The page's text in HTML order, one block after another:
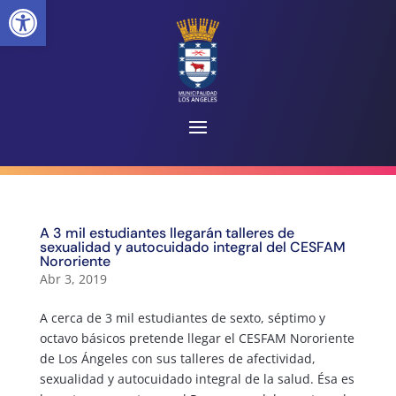
A 3 mil estudiantes llegarán talleres de
sexualidad y autocuidado integral del CESFAM
Nororiente
Abr 3, 2019
A cerca de 3 mil estudiantes de sexto, séptimo y
octavo básicos pretende llegar el CESFAM Nororiente
de Los Ángeles con sus talleres de afectividad,
sexualidad y autocuidado integral de la salud. Ésa es